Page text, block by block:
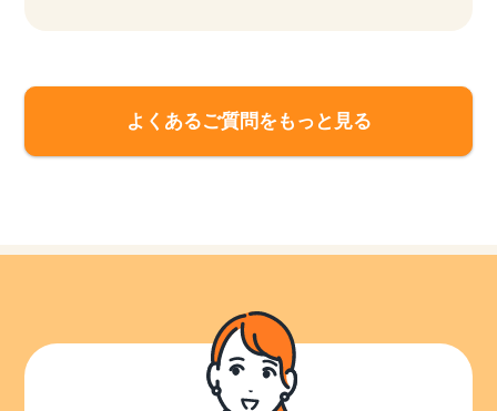
よくあるご質問をもっと見る
他の条件を選択